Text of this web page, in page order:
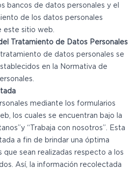
bancos de datos personales y el
de los datos personales
este sitio web.
Tratamiento de Datos Personales
de datos personales se
en la Normativa de
mediante los formularios
los cuales se encuentran bajo la
“Trabaja con nosotros”. Esta
a fin de brindar una óptima
que sean realizadas respecto a los
Así, la información recolectada